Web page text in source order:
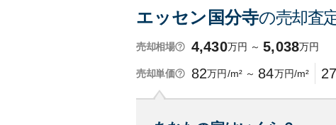
エッセン国分寺の売却査
売却相場 4,430万円 ～ 5,038万円
売却単価 82万円/m² ～ 84万円/m²